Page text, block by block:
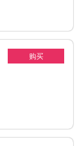
购买